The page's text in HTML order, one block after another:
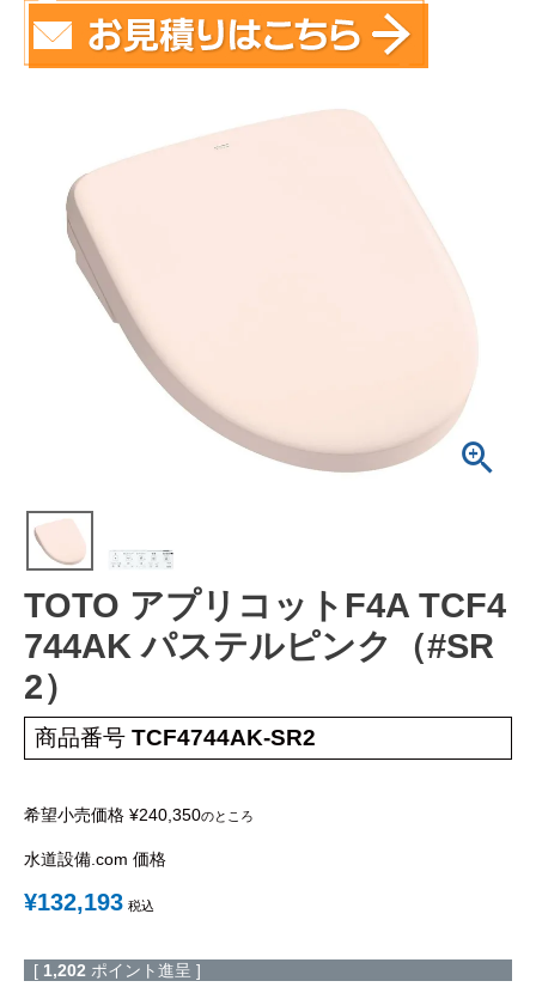
蛇口（水栓）の交換はこちら
ウォシュレットなどの交換はこちら
給湯器の交換はこちら
ガスコンロの交換はこちら
給湯器見積もりフォーム
取り扱いメーカー 協力業者募集
取り付けの手順
について
TOTO アプリコットF4A TCF4
744AK パステルピンク（#SR
2）
商品番号 TCF4744AK-SR2
希望小売価格 ¥240,350のところ
水道設備.com 価格
¥132,193 税込
[ 1,202 ポイント進呈 ]